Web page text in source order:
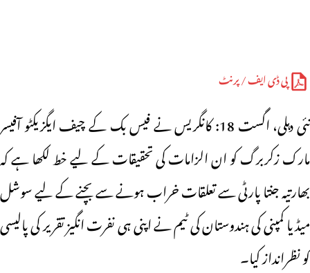
پی ڈی ایف / پرنٹ
نئی دہلی، اگست 18: کانگریس نے فیس بک کے چیف ایگزیکٹو آفیسر
مارک زکربرگ کو ان الزامات کی تحقیقات کے لیے خط لکھا ہے کہ
بھارتیہ جنتا پارٹی سے تعلقات خراب ہونے سے بچنے کے لیے سوشل
میڈیا کمپنی کی ہندوستان کی ٹیم نے اپنی ہی نفرت انگیز تقریر کی پالیسی
کو نظرانداز کیا۔